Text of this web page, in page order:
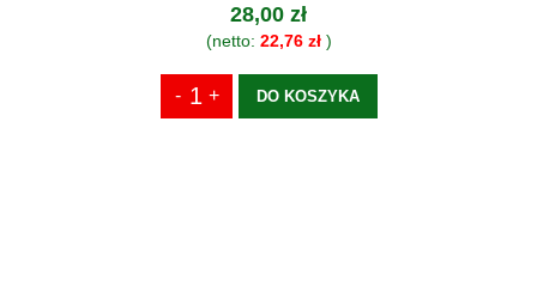
28,00 zł
(netto: 22,76 zł)
DO KOSZYKA